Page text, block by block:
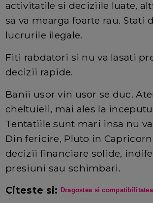
activitatile si deciziile luate,
sa va mearga foarte rau. Stati
lucrurile ilegale.
Fiti rabdatori si nu va lasati
decizii rapide.
Banii usor vin usor se duc.
cheltuieli, mai ales la
Tentatiile sunt mari insa nu
Din fericire, Pluto in
decizii financiare solide,
presiuni sau schimbari.
Citeste si: Dragostea si